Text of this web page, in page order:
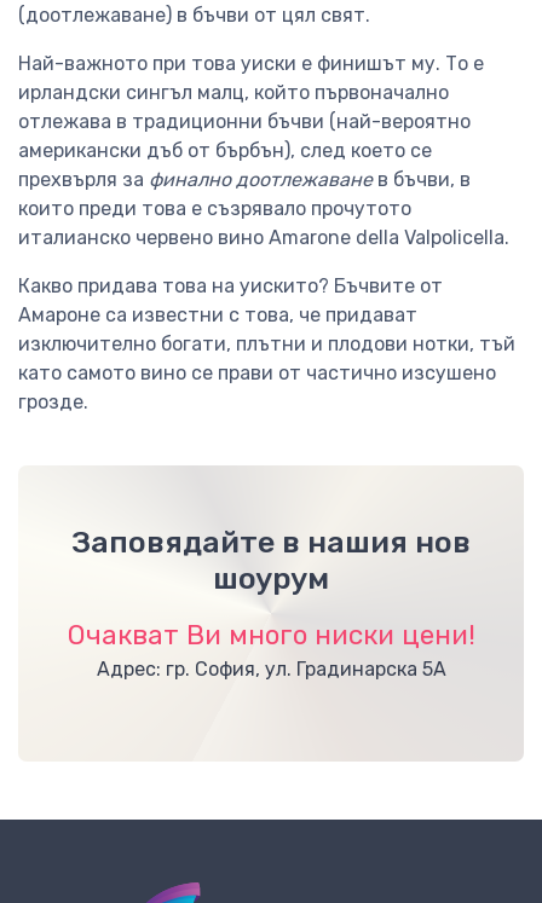
(доотлежаване) в бъчви от цял свят.
Най-важното при това уиски е финишът му. То е
ирландски сингъл малц, който първоначално
отлежава в традиционни бъчви (най-вероятно
американски дъб от бърбън), след което се
прехвърля за финално доотлежаванев бъчви, в
които преди това е съзрявало прочутото
италианско червено вино Amarone della Valpolicella.
Какво придава това на уискито? Бъчвите от
Амароне са известни с това, че придават
изключително богати, плътни и плодови нотки, тъй
като самото вино се прави от частично изсушено
грозде.
Заповядайте в нашия нов
шоурум
Очакват Ви много ниски цени!
Адрес: гр. София, ул. Градинарска 5А